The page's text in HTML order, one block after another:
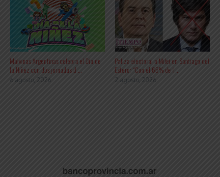
Malvinas Argentinas celebra el Día de
la Niñez con dos jornadas d ...
6 agosto, 2026
Paliza electoral a Milei en Santiago del
Estero: “Con el 66% de l ...
2 agosto, 2026